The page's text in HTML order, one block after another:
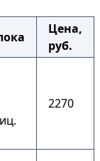
Цена,
руб.
2270